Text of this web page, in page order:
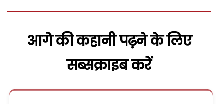
आगे की कहानी पढ़ने के लिए
सब्सक्राइब करें